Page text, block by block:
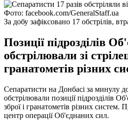
Фото: facebook.com/GeneralStaff.ua
За добу зафіксовано 17 обстрілів,
Позиції підрозділів
обстрілювали зі
гранатометів різних
Сепаратисти на Донбасі за минулу
обстрілювали позиції підрозділів
зброї і гранатометів різних систем.
центр операції Об'єднаних сил.